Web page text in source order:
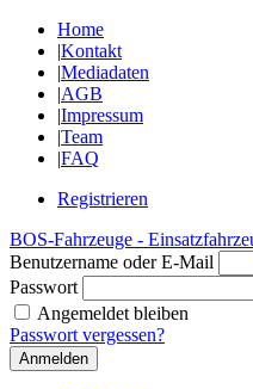
Home
|Kontakt
|Mediadaten
|AGB
|Impressum
|Team
|FAQ
Registrieren
BOS-Fahrzeuge -
Benutzername oder E-Mail
Passwort
Angemeldet bleiben
Passwort vergessen?